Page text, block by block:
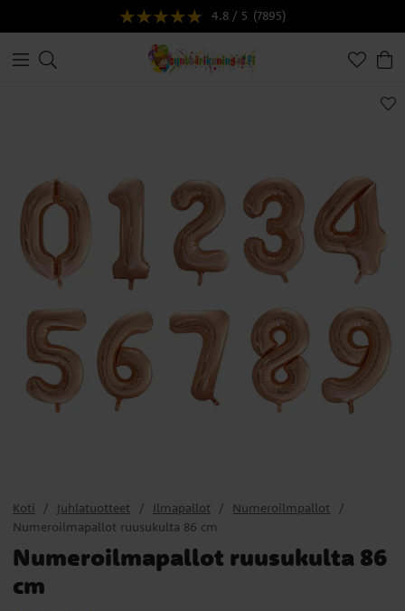
4.8 / 5 (7895)
Koti Juhlatuotteet Ilmapallot
Numeroilmpallot
Numeroilmapallot ruusukulta 86 cm
Numeroilmapallot ruusukulta 86
cm